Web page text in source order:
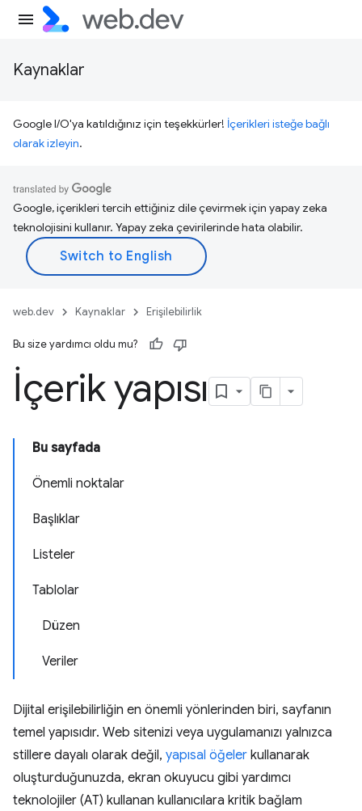
Kaynaklar
Google I/O'ya katıldığınız için teşekkürler! İçerikleri isteğe bağlı
olarak izleyin.
Google, içerikleri tercih ettiğiniz dile çevirmek için yapay zeka
teknolojisini kullanır. Yapay zeka çevirilerinde hata olabilir.
web.dev Kaynaklar Erişilebilirlik
Bu size yardımcı oldu mu?
İçerik yapısı
Bu sayfada
Önemli noktalar
Başlıklar
Listeler
Tablolar
Düzen
Veriler
Dijital erişilebilirliğin en önemli yönlerinden biri, sayfanın
temel yapısıdır. Web sitenizi veya uygulamanızı yalnızca
stillere dayalı olarak değil, yapısal öğeler kullanarak
oluşturduğunuzda, ekran okuyucu gibi yardımcı
teknolojiler (AT) kullanan kullanıcılara kritik bağlam